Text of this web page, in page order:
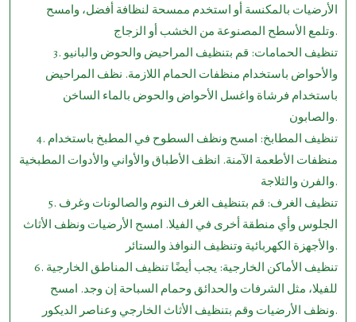
الأرضيات بالمكنسة أو استخدم ممسحة لنظافة أفضل، وامسح
وتلمع الأسطح المصنوعة من الخشب أو الزجاج.
3. تنظيف الحمامات: قم بتنظيف المراحيض والحوض والبانيو
والأحواض باستخدام منظفات الحمام اللازمة. نظف المراحيض
باستخدام فرشاة واغسل الأحواض والحوض بالماء الساخن
والصابون.
4. تنظيف المطابخ: امسح ونظف السطوح في المطبخ باستخدام
منظفات الأطعمة الآمنة. انظف الأطباق والأواني والأدوات المطبخية
والفرن والثلاجة.
5. تنظيف الغرف: قم بتنظيف الغرف النوم والصالونات وغرف
الجلوس وأي منطقة أخرى في الفيلا. امسح الأرضيات ونظف الأثاث
والأجهزة الكهربائية وتنظيف النوافذ والستائر.
6. تنظيف الأماكن الخارجية: يجب أيضًا تنظيف المناطق الخارجية
للفيلا، مثل الشرفات والحدائق وحمام السباحة إن وجد. امسح
ونظف الأرضيات وقم بتنظيف الأثاث الخارجي وعناصر الديكور.